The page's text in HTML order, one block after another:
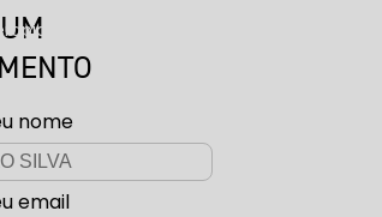
nome
email